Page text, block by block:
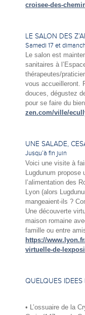
croisee-des-
LE SALON DES
Samedi 17 et
Le salon est
sanitaires à
thérapeutes/
vous accueilleront.
douces, dégustez
pour se faire du
zen.com/ville/
UNE SALADE,
Jusqu’à fin juin
Voici une visite à
Lugdunum propose
l’alimentation des
Lyon (alors
mangeaient-ils ?
Une découverte
maison romaine
famille ou entre
https://
virtuelle-de-
QUELQUES IDEES
• L’ossuaire de la